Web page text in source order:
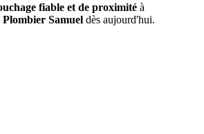
fiable et de proximité à
Plombier Samuel dès aujourd'hui.